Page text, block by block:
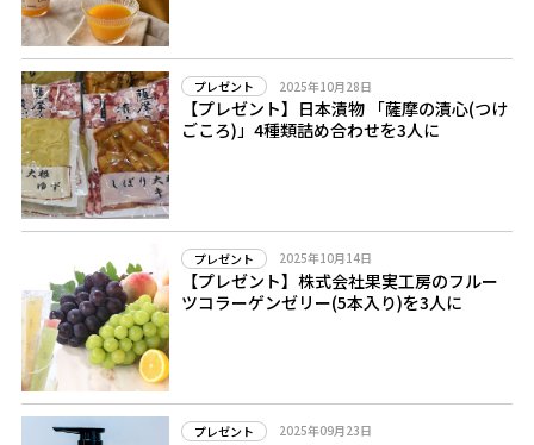
プレゼント 2025年10月28日
【プレゼント】日本漬物 「薩摩の漬心(つけ
ごころ)」4種類詰め合わせを3人に
プレゼント 2025年10月14日
【プレゼント】株式会社果実工房のフルー
ツコラーゲンゼリー(5本入り)を3人に
プレゼント 2025年09月23日